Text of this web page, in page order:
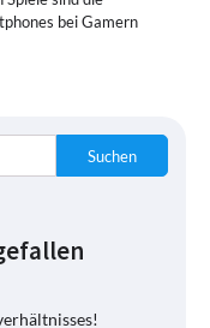
bei Gamern
Suchen